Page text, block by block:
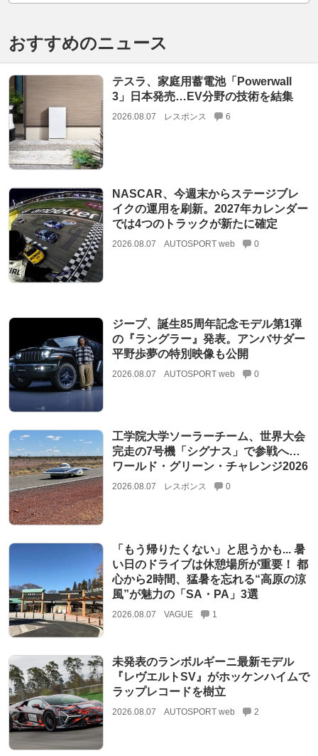
おすすめのニュース
テスラ、家庭用蓄電池「Powerwall
3」日本発売…EV分野の技術を結集
2026.08.07 レスポンス 6
NASCAR、今週末からステージブレ
イクの運用を刷新。2027年カレンダー
では4つのトラックが新たに確定
2026.08.07 AUTOSPORT web 0
ジープ、誕生85周年記念モデル第1弾
の『ラングラー』発表。アンバサダー
平野歩夢の特別映像も公開
2026.08.07 AUTOSPORT web 0
工学院大学ソーラーチーム、世界大会
完走の7号機「シグナス」で参戦へ…
ワールド・グリーン・チャレンジ2026
2026.08.07 レスポンス 0
「もう帰りたくない」と思うかも... 暑
い日のドライブは休憩場所が重要！ 都
心から2時間、猛暑を忘れる“高原の涼
風”が魅力の「SA・PA」3選
2026.08.07 VAGUE 1
未発表のランボルギーニ最新モデル
『レヴエルトSV』がホッケンハイムで
ラップレコードを樹立
2026.08.07 AUTOSPORT web 2